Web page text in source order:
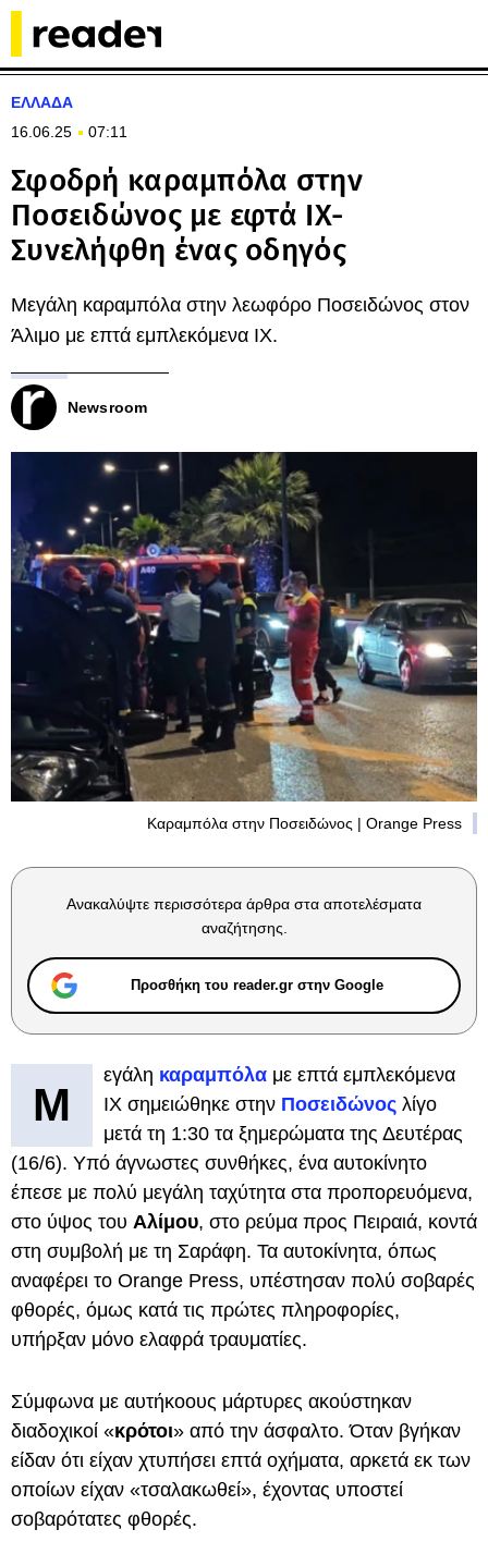
ΕΛΛΑΔΑ
16.06.25
07:11
Σφοδρή καραμπόλα στην
Ποσειδώνος με εφτά ΙΧ-
Συνελήφθη ένας οδηγός
Μεγάλη καραμπόλα στην λεωφόρο Ποσειδώνος στον
Άλιμο με επτά εμπλεκόμενα ΙΧ.
Newsroom
Καραμπόλα στην Ποσειδώνος | Orange Press
Ανακαλύψτε περισσότερα άρθρα στα αποτελέσματα
αναζήτησης.
Προσθήκη του reader.gr στην Google
Μ
εγάλη καραμπόλα με επτά εμπλεκόμενα
ΙΧ σημειώθηκε στην Ποσειδώνος λίγο
μετά τη 1:30 τα ξημερώματα της Δευτέρας
(16/6). Υπό άγνωστες συνθήκες, ένα αυτοκίνητο
έπεσε με πολύ μεγάλη ταχύτητα στα προπορευόμενα,
στο ύψος του Αλίμου, στο ρεύμα προς Πειραιά, κοντά
στη συμβολή με τη Σαράφη. Τα αυτοκίνητα, όπως
αναφέρει το Orange Press, υπέστησαν πολύ σοβαρές
φθορές, όμως κατά τις πρώτες πληροφορίες,
υπήρξαν μόνο ελαφρά τραυματίες.
Σύμφωνα με αυτήκοους μάρτυρες ακούστηκαν
διαδοχικοί «κρότοι» από την άσφαλτο. Όταν βγήκαν
είδαν ότι είχαν χτυπήσει επτά οχήματα, αρκετά εκ των
οποίων είχαν «τσαλακωθεί», έχοντας υποστεί
σοβαρότατες φθορές.